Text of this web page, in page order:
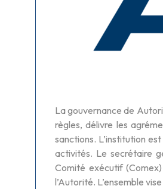
La gouvernance de
règles, délivre les
sanctions. L’institution
activités. Le secrétaire
Comité exécutif
l’Autorité. L’ensemble